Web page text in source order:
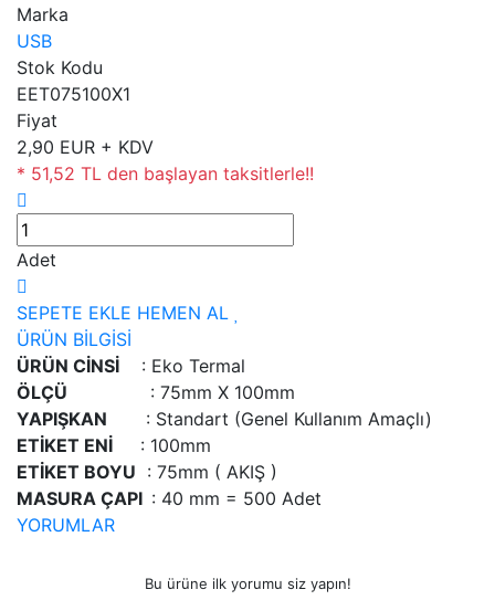
Marka
USB
Stok Kodu
EET075100X1
Fiyat
2,90 EUR + KDV
* 51,52 TL den başlayan taksitlerle!!
Adet
SEPETE EKLE HEMEN AL
ÜRÜN BİLGİSİ
ÜRÜN CİNSİ : Eko Termal
ÖLÇÜ : 75mm X 100mm
YAPIŞKAN : Standart (Genel Kullanım Amaçlı)
ETİKET ENİ : 100mm
ETİKET BOYU : 75mm ( AKIŞ )
MASURA ÇAPI : 40 mm = 500 Adet
YORUMLAR
Bu ürüne ilk yorumu siz yapın!